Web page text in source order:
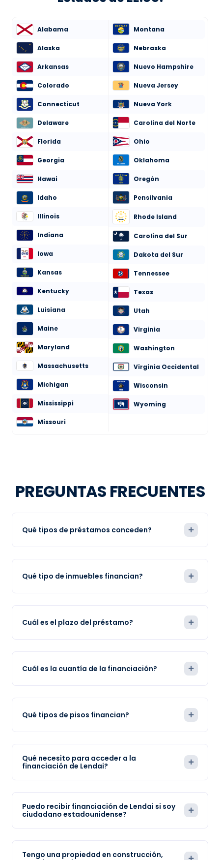
Alabama
Alaska
Arkansas
Colorado
Connecticut
Delaware
Florida
Georgia
Hawai
Idaho
Illinois
Indiana
Iowa
Kansas
Kentucky
Luisiana
Maine
Maryland
Massachusetts
Michigan
Mississippi
Missouri
Montana
Nebraska
Nuevo Hampshire
Nueva Jersey
Nueva York
Carolina del Norte
Ohio
Oklahoma
Oregón
Pensilvania
Rhode Island
Carolina del Sur
Dakota del Sur
Tennessee
Texas
Utah
Virginia
Washington
Virginia Occidental
Wisconsin
Wyoming
PREGUNTAS FRECUENTES
Qué tipos de préstamos conceden?
Qué tipo de inmuebles financian?
Cuál es el plazo del préstamo?
Cuál es la cuantía de la financiación?
Qué tipos de pisos financian?
Qué necesito para acceder a la
financiación de Lendai?
Puedo recibir financiación de Lendai si soy
ciudadano estadounidense?
Tengo una propiedad en construcción,